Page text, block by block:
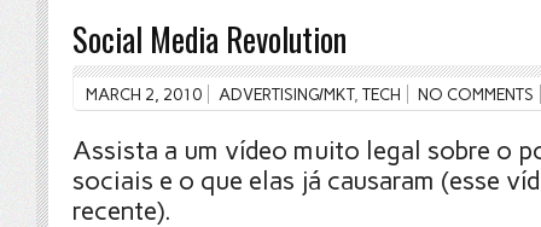
Social Media Revolution
MARCH 2, 2010 ADVERTISING/MKT, TECH NO COMMENTS
Assista a um vídeo muito legal sobre o
sociais e o que elas já causaram (esse
recente).